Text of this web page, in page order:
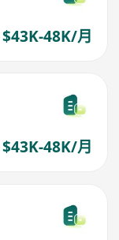
$43K-48K/月
$43K-48K/月